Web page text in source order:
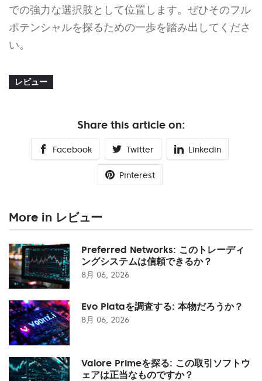
での強力な選択肢として位置します。ぜひそのフル
ポテンシャルを探るための一歩を踏み出してくださ
い。
レビュー
Share this article on:
Facebook Twitter Linkedin
Pinterest
More in レビュー
Preferred Networks: このトレーディ
ングシステムは信頼できるか？
8月 06, 2026
Evo Plataを調査する: 本物だろうか？
8月 06, 2026
Valore Primeを探る: この取引ソフトウ
ェアは正当なものですか？